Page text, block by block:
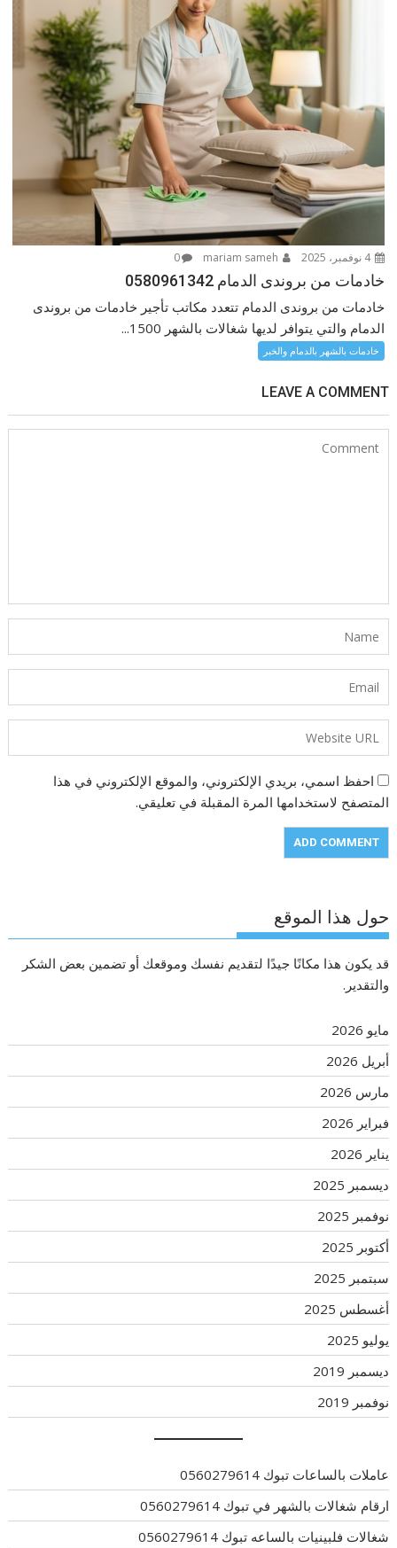
4 نوفمبر، 2025 0
خادمات من بروندى الدمام 0580961342
خادمات من بروندى الدمام تتعدد مكاتب تأجير خادمات من بروندى
الدمام والتي يتوافر لديها شغالات بالشهر 1500...
خادمات بالشهر بالدمام والخبر
LEAVE A COMMENT
احفظ اسمي، بريدي الإلكتروني، والموقع الإلكتروني في هذا
المتصفح لاستخدامها المرة المقبلة في تعليقي.
حول هذا الموقع
قد يكون هذا مكانًا جيدًا لتقديم نفسك وموقعك أو تضمين بعض الشكر
والتقدير.
مايو 2026
أبريل 2026
مارس 2026
فبراير 2026
يناير 2026
ديسمبر 2025
نوفمبر 2025
أكتوبر 2025
سبتمبر 2025
أغسطس 2025
يوليو 2025
ديسمبر 2019
نوفمبر 2019
عاملات بالساعات تبوك 0560279614
ارقام شغالات بالشهر في تبوك 0560279614
شغالات فلبينيات بالساعه تبوك 0560279614